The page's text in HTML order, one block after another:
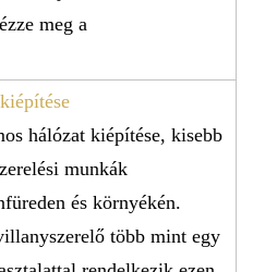
meg a
hálózat kiépítése, kisebb
munkák
és környékén.
több mint egy